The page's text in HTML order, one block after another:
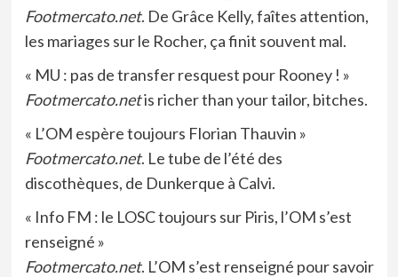
Footmercato.net. De Grâce Kelly, faîtes attention,
les mariages sur le Rocher, ça finit souvent mal.
« MU : pas de transfer resquest pour Rooney ! »
Footmercato.netis richer than your tailor, bitches.
« L’OM espère toujours Florian Thauvin »
Footmercato.net. Le tube de l’été des
discothèques, de Dunkerque à Calvi.
« Info FM : le LOSC toujours sur Piris, l’OM s’est
renseigné »
Footmercato.net. L’OM s’est renseigné pour savoir